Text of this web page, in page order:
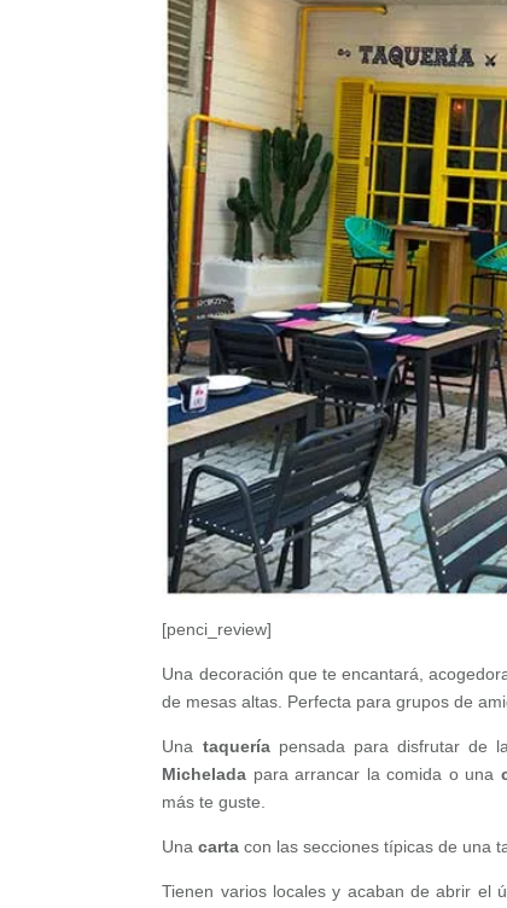
[penci_review]
Una decoración que te encantará,
de mesas altas. Perfecta para grupos de
Una taqueríapensada para disfrutar de
Michelada para arrancar la comida o una
más te guste.
Unacarta con las secciones típicas de una
Tienen varios locales y acaban de abrir el